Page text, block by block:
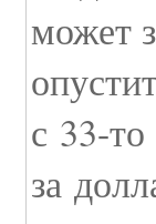
может
с 33-то
за